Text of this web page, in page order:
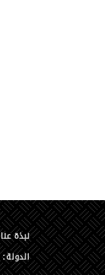
نبذة عنا
الدولة: